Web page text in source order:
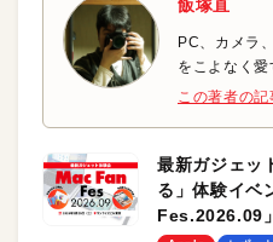
飯塚直
PC、カメラ
をこよなく愛
この著者の記
最新ガジェッ
る」体験イベ
Fes.2026.09